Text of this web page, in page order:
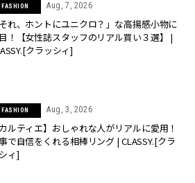
FASHION Aug, 7, 2026
それ、ホントにユニクロ？」な高揚感小物に
！【女性誌スタッフのリアル買い３選】 |
クラッシィ]
FASHION Aug, 3, 2026
カルティエ】おしゃれな人がリアルに愛用！
で自信をくれる相棒リング | CLASSY.[クラ
ィ]